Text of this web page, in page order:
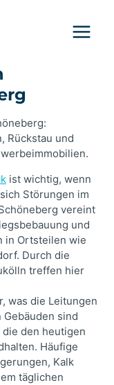
Rückstau und
ist wichtig, wenn
Störungen im
vereint
und
in Ortsteilen wie
Durch die
treffen hier
was die Leitungen
sind
den heutigen
Häufige
Kalk
täglichen